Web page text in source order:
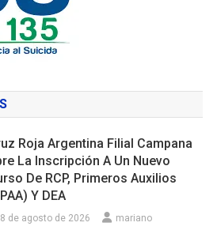
Roja Argentina Filial Campana
La Inscripción A Un Nuevo
De RCP, Primeros Auxilios
Y DEA
8 de agosto de 2026 mariano